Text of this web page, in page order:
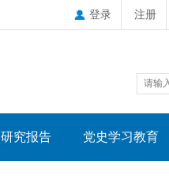
登录 注册
研究报告 党史学习教育